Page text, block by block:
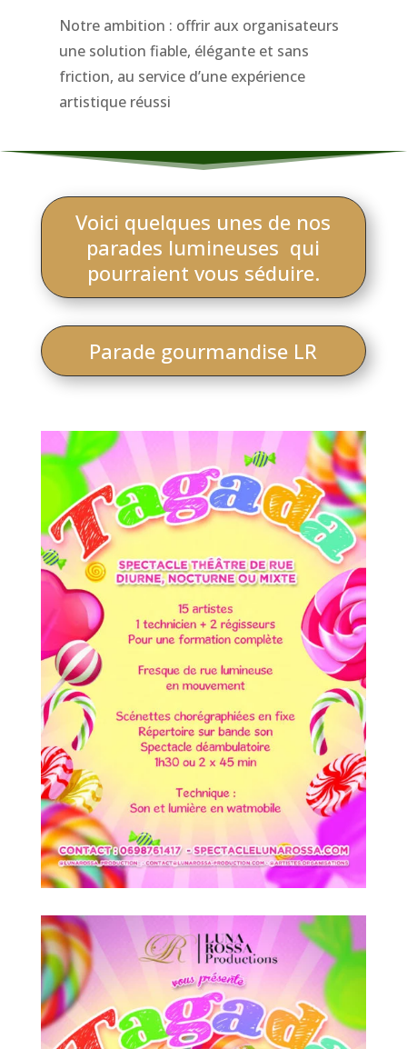
Notre ambition : offrir aux organisateurs
une solution fiable, élégante et sans
friction, au service d’une expérience
artistique réussi
Voici quelques unes de nos
parades lumineuses qui
pourraient vous séduire.
Parade gourmandise LR